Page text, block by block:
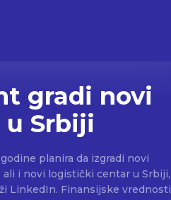
gradi novi
Srbiji
planira da izgradi novi
i novi logistički centar u Srbiji,
LinkedIn. Finansijske vrednosti